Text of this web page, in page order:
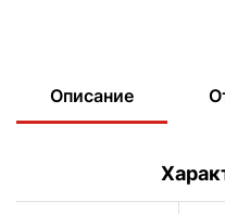
Описание